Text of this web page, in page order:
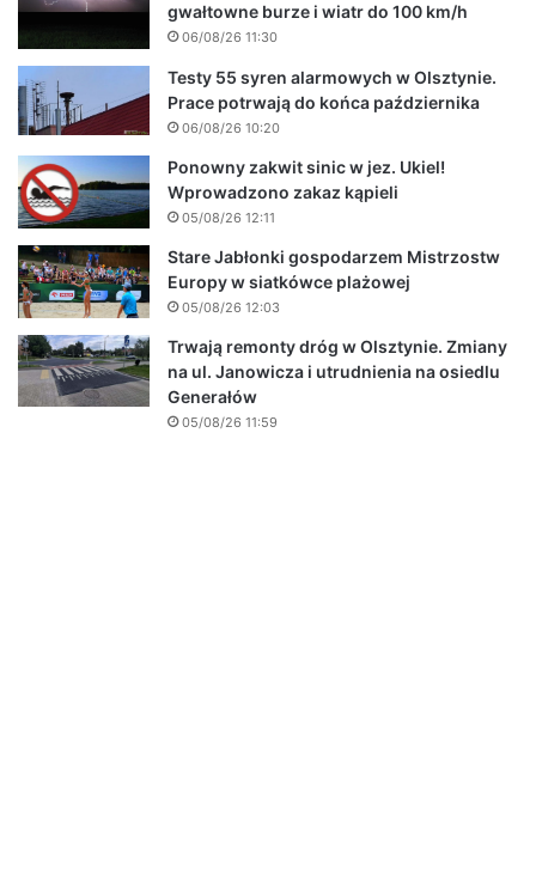
gwałtowne burze i wiatr do 100 km/h
06/08/26 11:30
Testy 55 syren alarmowych w Olsztynie.
Prace potrwają do końca października
06/08/26 10:20
Ponowny zakwit sinic w jez. Ukiel!
Wprowadzono zakaz kąpieli
05/08/26 12:11
Stare Jabłonki gospodarzem Mistrzostw
Europy w siatkówce plażowej
05/08/26 12:03
Trwają remonty dróg w Olsztynie. Zmiany
na ul. Janowicza i utrudnienia na osiedlu
Generałów
05/08/26 11:59